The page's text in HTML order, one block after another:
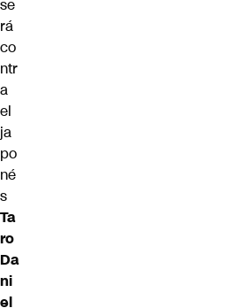
se
rá
co
ntr
a
el
ja
po
né
s
Ta
ro
Da
ni
el